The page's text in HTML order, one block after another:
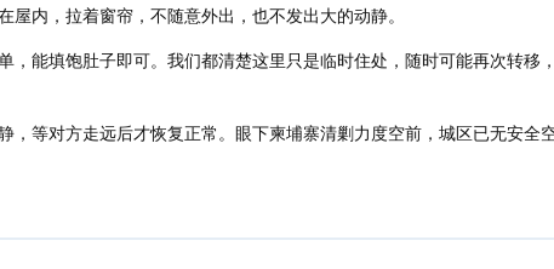
内，拉着窗帘，不随意外出，也不发出大的动静。
，能填饱肚子即可。我们都清楚这里只是临时住处，随时可能再次转移
，等对方走远后才恢复正常。眼下柬埔寨清剿力度空前，城区已无安全